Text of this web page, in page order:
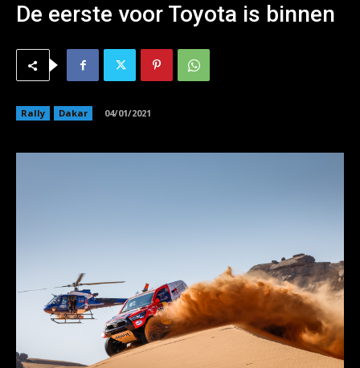
De eerste voor Toyota is binnen
Rally Dakar 04/01/2021